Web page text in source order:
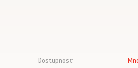
Dostupnosť